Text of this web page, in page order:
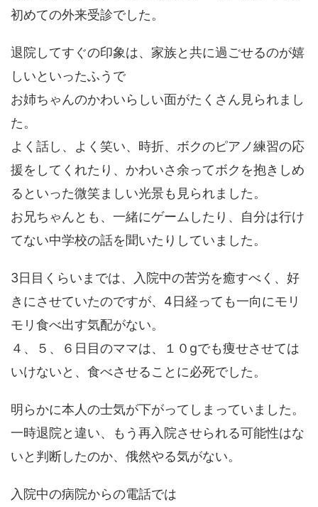
初めての外来受診でした。
退院してすぐの印象は、家族と共に過ごせるのが嬉
しいといったふうで
お姉ちゃんのかわいらしい面がたくさん見られまし
た。
よく話し、よく笑い、時折、ボクのピアノ練習の応
援をしてくれたり、かわいさ余ってボクを抱きしめ
るといった微笑ましい光景も見られました。
お兄ちゃんとも、一緒にゲームしたり、自分は行け
てない中学校の話を聞いたりしていました。
3日目くらいまでは、入院中の苦労を癒すべく、好
きにさせていたのですが、4日経っても一向にモリ
モリ食べ出す気配がない。
４、５、６日目のママは、１０gでも痩せさせては
いけないと、食べさせることに必死でした。
明らかに本人の士気が下がってしまっていました。
一時退院と違い、もう再入院させられる可能性はな
いと判断したのか、俄然やる気がない。
入院中の病院からの電話では